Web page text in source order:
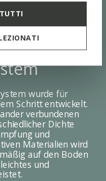
wurde für
Schritt entwickelt.
verbundenen
Dichte
und
Materialien wird
auf den Boden
und